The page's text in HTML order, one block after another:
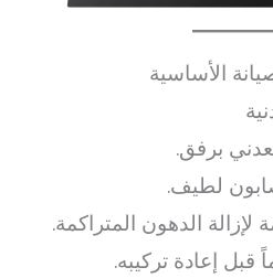
برفق.
لطيف.
الدهون المتراكمة.
إعادة تركيبه.